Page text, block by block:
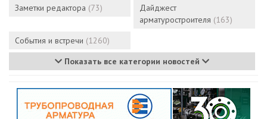
Заметки редактора (73)
Дайджест
арматуростроителя (163)
События и встречи (1260)
Показать все категории новостей